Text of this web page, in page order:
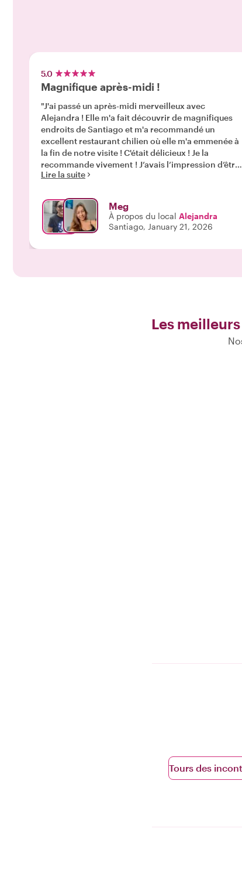
5.0
Magnifique après-midi !
"J'ai passé un après-midi merveilleux avec
Alejandra ! Elle m'a fait découvrir de magnifiques
endroits de Santiago et m'a recommandé un
excellent restaurant chilien où elle m'a emmenée à
la fin de notre visite ! C'était délicieux ! Je la
recommande vivement ! J’avais l’impression d’être
accompagnée d’une amie plutôt que d’une
Lire la suite
Meg
À propos du local Alejandra
Santiago, January 21, 2026
Les
Tours des